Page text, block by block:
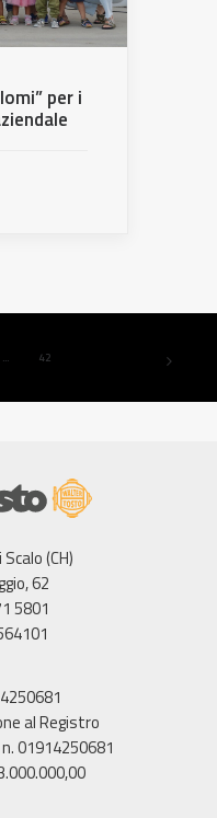
per i
… 42
(CH)
62
5801
al Registro
01914250681